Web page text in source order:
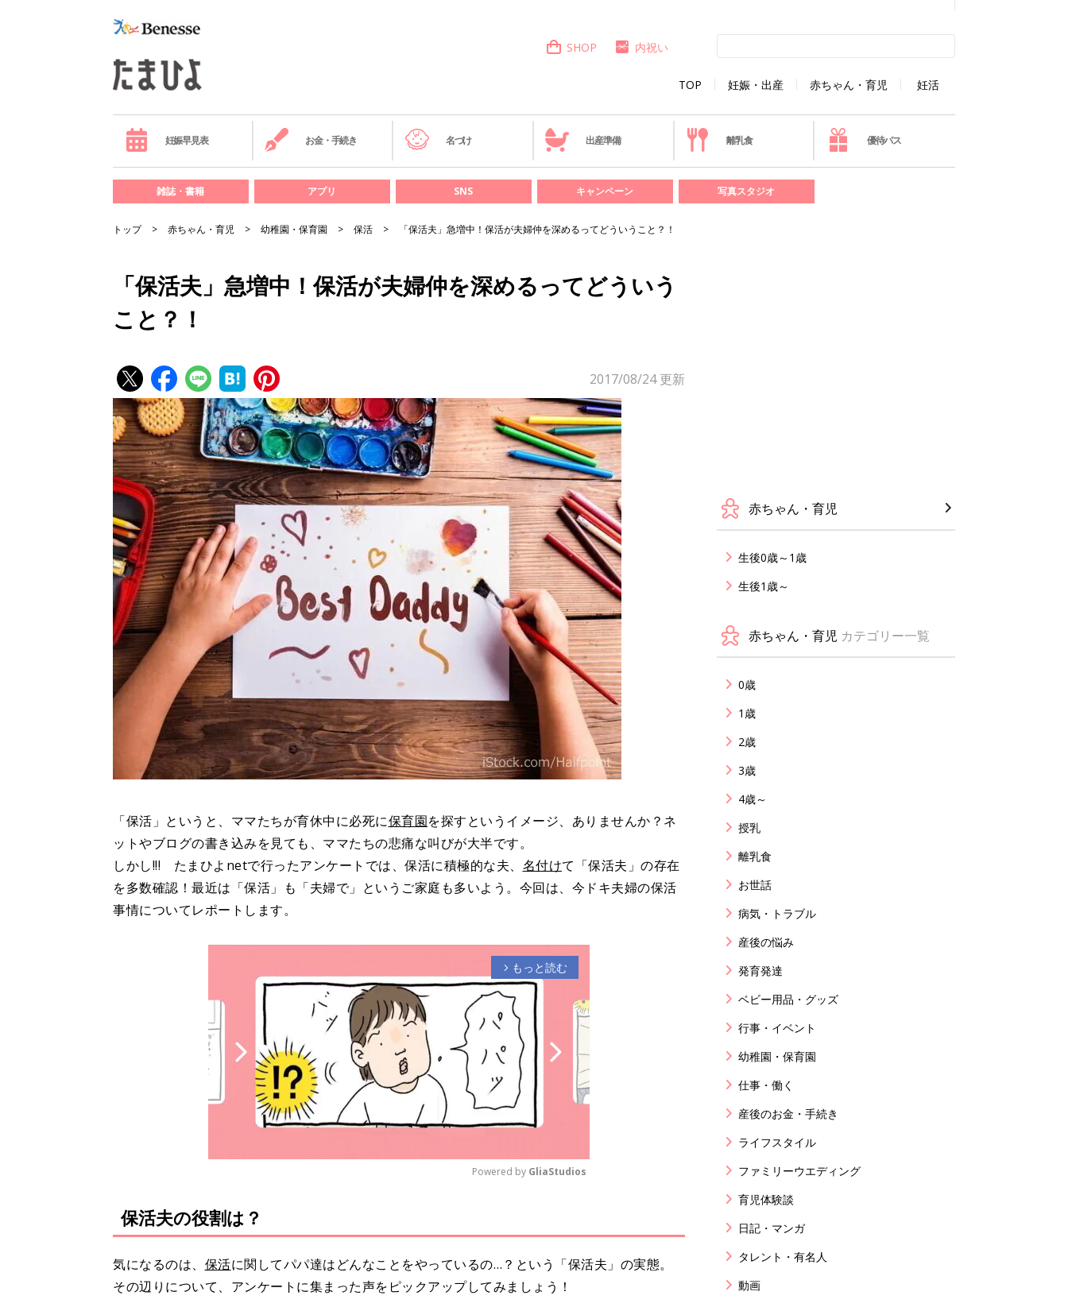
TOP 妊娠・出産 赤ちゃん・育児 妊活
SHOP 内祝い
妊娠早見表 お金・手続き 名づけ 出産準備 離乳食 優待パス
雑誌・書籍 アプリ SNS キャンペーン 写真スタジオ
トップ 赤ちゃん・育児 幼稚園・保育園 保活 「保活夫」急増中！保活が夫婦仲を深めるってどういうこと？！
「保活夫」急増中！保活が夫婦仲を深めるってどういう
こと？！
2017/08/24更新
「保活」というと、ママたちが育休中に必死に保育園を探すというイメージ、ありませんか？ネ
ットやブログの書き込みを見ても、ママたちの悲痛な叫びが大半です。
しかし!!! たまひよnetで行ったアンケートでは、保活に積極的な夫、 名付けて「保活夫」の存在
を多数確認！最近は「保活」も「夫婦で」というご家庭も多いよう。今回は、今ドキ夫婦の保活
事情についてレポートします。
arrow_forward_ios もっと読む
u
t
e
Powered by GliaStudios
保活夫の役割は？
気になるのは、 保活に関してパパ達はどんなことをやっているの…？という「保活夫」の実態。
その辺りについて、アンケートに集まった声をピックアップしてみましょう！
赤ちゃん・育児
生後0歳～1歳
生後1歳～
赤ちゃん・育児 カテゴリー一覧
0歳
1歳
2歳
3歳
4歳～
授乳
離乳食
お世話
病気・トラブル
産後の悩み
発育発達
ベビー用品・グッズ
行事・イベント
幼稚園・保育園
仕事・働く
産後のお金・手続き
ライフスタイル
ファミリーウエディング
育児体験談
日記・マンガ
タレント・有名人
動画